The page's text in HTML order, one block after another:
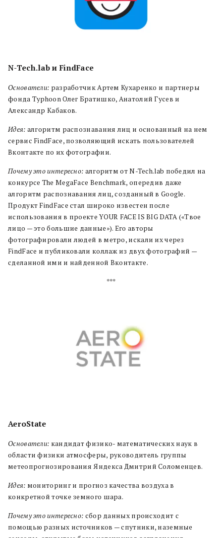
N-Tech.lab и FindFace
Основатели: разработчик Артем Кухаренко и партнеры
фонда Typhoon Олег Братишко, Анатолий Гусев и
Александр Кабаков.
Идея: алгоритм распознавания лиц и основанный на нем
сервис FindFace, позволяющий искать пользователей
Вконтакте по их фотографии.
Почему это интересно: алгоритм от N-Tech.lab победил на
конкурсе The MegaFace Benchmark, опередив даже
алгоритм распознавания лиц, созданный в Google.
Продукт FindFace стал широко известен после
использования в проекте YOUR FACE IS BIG DATA («Твое
лицо — это большие данные»). Его авторы
фотографировали людей в метро, искали их через
FindFace и публиковали коллаж из двух фотографий —
сделанной ими и найденной Вконтакте.
***
AeroState
Основатели: кандидат физико- математических наук в
области физики атмосферы, руководитель группы
метеопрогнозирования Яндекса Дмитрий Соломенцев.
Идея: мониторинг и прогноз качества воздуха в
конкретной точке земного шара.
Почему это интересно: сбор данных происходит с
помощью разных источников — спутники, наземные